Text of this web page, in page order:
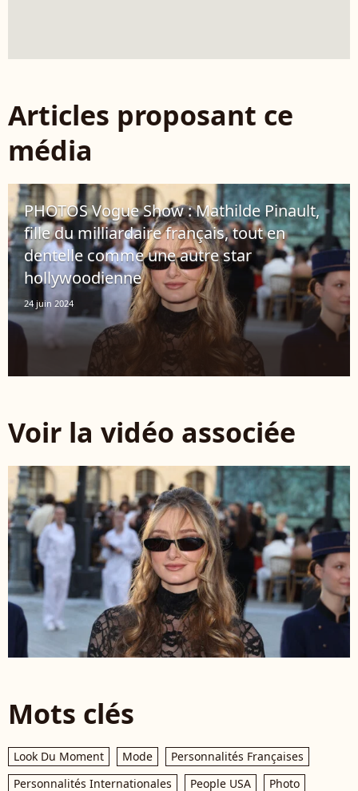
Articles proposant ce
média
PHOTOS Vogue Show : Mathilde Pinault,
fille du milliardaire français, tout en
dentelle comme une autre star
hollywoodienne
24 juin 2024
Voir la vidéo associée
Mots clés
Look Du Moment Mode
Personnalités Françaises
Personnalités Internationales
People USA Photo